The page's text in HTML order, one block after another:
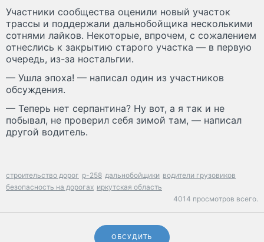
Участники сообщества оценили новый участок
трассы и поддержали дальнобойщика несколькими
сотнями лайков. Некоторые, впрочем, с сожалением
отнеслись к закрытию старого участка — в первую
очередь, из-за ностальгии.
— Ушла эпоха! — написал один из участников
обсуждения.
— Теперь нет серпантина? Ну вот, а я так и не
побывал, не проверил себя зимой там, — написал
другой водитель.
строительство дорог р-258 дальнобойщики водители грузовиков
безопасность на дорогах иркутская область
4014 просмотров всего.
ОБСУДИТЬ